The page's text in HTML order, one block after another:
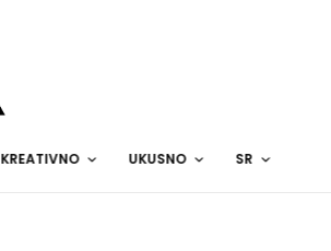
KREATIVNO UKUSNO SR